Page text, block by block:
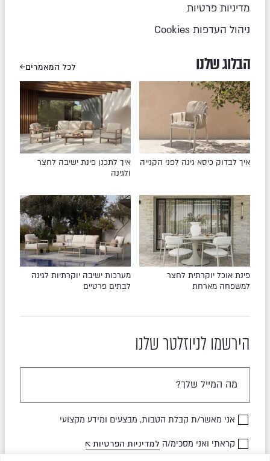
מדיניות פרטיות
ניהול העדפות Cookies
הבלוג שלנו לכל המאמרים
איך לבדוק כיסא גינה לפני הקנייה
איך לתכנן פינת ישיבה לחצר
ולגינה
פינת אוכל יוקרתית לחצר
למשפחה מארחת
מערכות ישיבה יוקרתיות לגינה
לבתים פרטיים
הירשמו לניוזלטר שלנו
אני מאשר/ת קבלת הטבות, מבצעים ומידע מקצועי
קראתי ואני מסכימ/ה למדיניות הפרטיות